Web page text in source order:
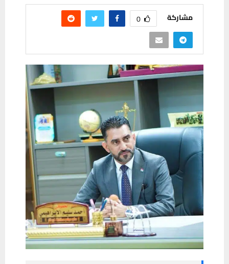
مشاركة 0